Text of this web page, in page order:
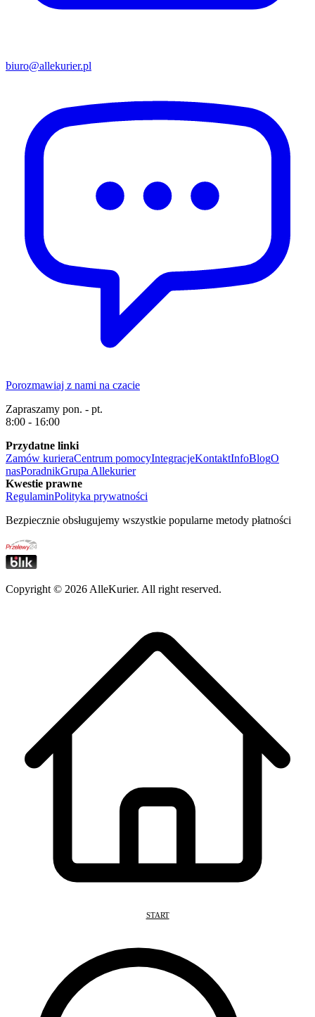
biuro@allekurier.pl
Porozmawiaj z nami na czacie
Zapraszamy pon. - pt.
8:00 - 16:00
Przydatne linki
Zamów kurieraCentrum pomocyIntegracjeKontaktInfoBlogO
nasPoradnikGrupa Allekurier
Kwestie prawne
RegulaminPolityka prywatności
Bezpiecznie obsługujemy wszystkie popularne metody płatności
Copyright © 2026 AlleKurier. All right reserved.
START